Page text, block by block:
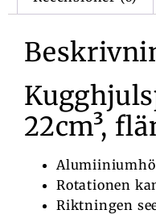
22cm³,
Rotationen
Riktningen